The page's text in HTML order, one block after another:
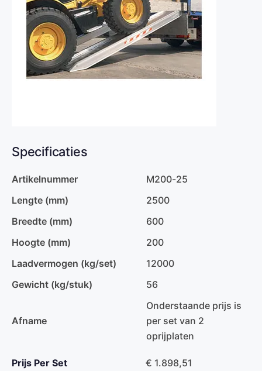
Specificaties
Artikelnummer
M200-25
Lengte (mm)
2500
Breedte (mm)
600
Hoogte (mm)
200
Laadvermogen (kg/set)
12000
Gewicht (kg/stuk)
56
Afname
Onderstaande prijs is
per set van 2
oprijplaten
Prijs Per Set € 1.898,51